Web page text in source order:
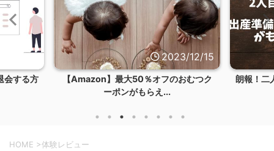
12/15
むつク
2023/12/14
朗報！二人目もAmazonらくらくベビー
お試しBOXを...
【体験談
HOME >体験レビュー